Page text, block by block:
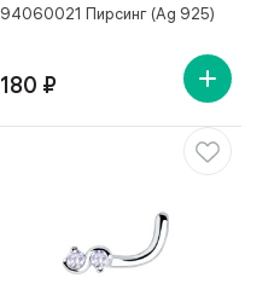
94060021 Пирсинг (Ag 925)
180 ₽